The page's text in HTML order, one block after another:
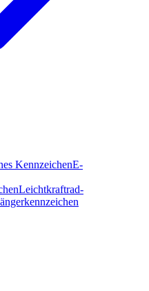
KennzeichenE-
Leichtkraftrad­